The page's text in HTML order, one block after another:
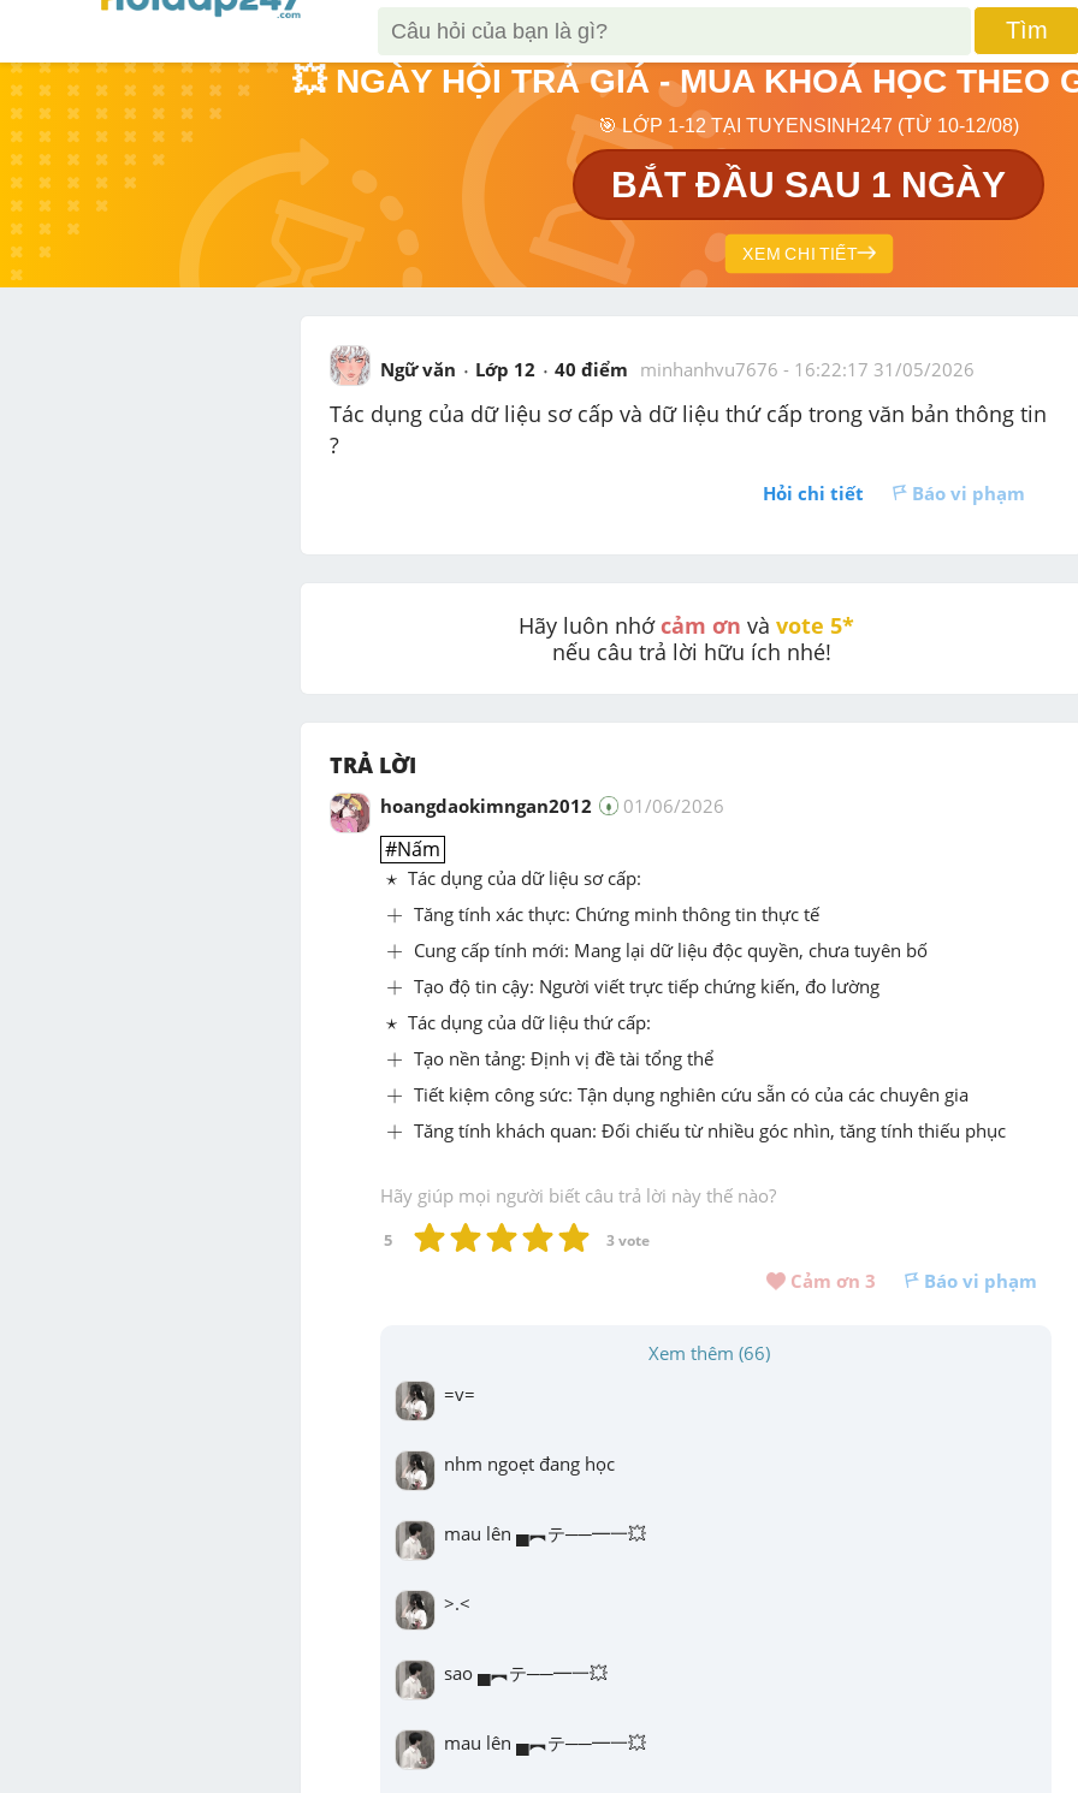
Tìm
💥 NGÀY HỘI TRẢ GIÁ - MUA KHOÁ HỌC THEO
🎯 LỚP 1-12 TẠI TUYENSINH247 (TỪ 10-12/08)
BẮT ĐẦU SAU 1 NGÀY
XEM CHI TIẾT
Ngữ văn Lớp 12 40 điểm minhanhvu7676 - 16:22:17 31/05/2026
Tác dụng của dữ liệu sơ cấp và dữ liệu thứ cấp trong văn bản thông tin
?
Hỏi chi tiết Báo vi phạm
Hãy luôn nhớ cảm ơn và vote 5*
nếu câu trả lời hữu ích nhé!
TRẢ LỜI
hoangdaokimngan2012 01/06/2026
#Nấm
#Nấm
⋆
⋆ Tác dụng của dữ liệu sơ cấp:
+
+ Tăng tính xác thực: Chứng minh thông tin thực tế
+
+ Cung cấp tính mới: Mang lại dữ liệu độc quyền, chưa tuyên bố
+
+ Tạo độ tin cậy: Người viết trực tiếp chứng kiến, đo lường
⋆
⋆ Tác dụng của dữ liệu thứ cấp:
+
+ Tạo nền tảng: Định vị đề tài tổng thể
+
+ Tiết kiệm công sức: Tận dụng nghiên cứu sẵn có của các chuyên gia
+
+ Tăng tính khách quan: Đối chiếu từ nhiều góc nhìn, tăng tính thiếu phục
Hãy giúp mọi người biết câu trả lời này thế nào?
5 3 vote
Cảm ơn 3 Báo vi phạm
Xem thêm (66)
=v=
nhm ngoẹt đang học
mau lên ▄︻テ──━一💥
>.<
sao ▄︻テ──━一💥
mau lên ▄︻テ──━一💥